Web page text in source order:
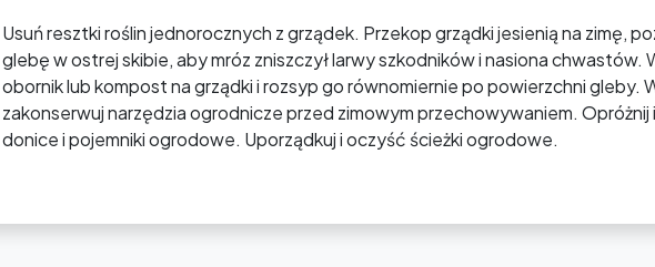
Usuń resztki roślin jednorocznych z grządek. Przekop grządki jesienią na zimę,
glebę w ostrej skibie, aby mróz zniszczył larwy szkodników i nasiona chwastów.
obornik lub kompost na grządki i rozsyp go równomiernie po powierzchni gleby.
zakonserwuj narzędzia ogrodnicze przed zimowym przechowywaniem. Opróżnij
donice i pojemniki ogrodowe. Uporządkuj i oczyść ścieżki ogrodowe.